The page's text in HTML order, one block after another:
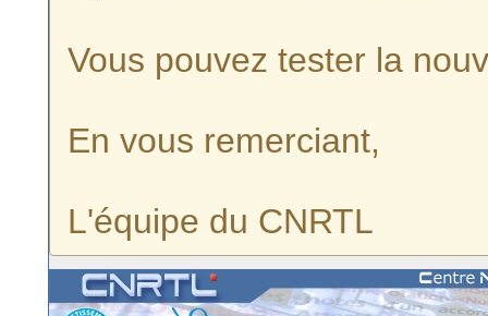
Vous pouvez tester la
En vous remerciant,
L'équipe du CNRTL